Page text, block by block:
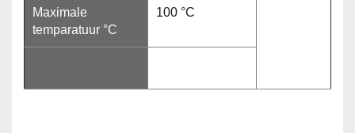
Maximale
temparatuur °C
100 °C